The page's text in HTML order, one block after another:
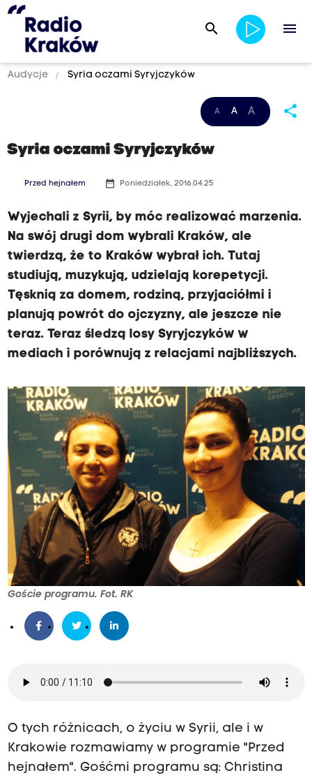
search menu
Audycje Syria oczami Syryjczyków
A A A share
Syria oczami Syryjczyków
Przed hejnałem date_range Poniedziałek, 2016.04.25
Wyjechali z Syrii, by móc realizować marzenia.
Na swój drugi dom wybrali Kraków, ale
twierdzą, że to Kraków wybrał ich. Tutaj
studiują, muzykują, udzielają korepetycji.
Tęsknią za domem, rodziną, przyjaciółmi i
planują powrót do ojczyzny, ale jeszcze nie
teraz. Teraz śledzą losy Syryjczyków w
mediach i porównują z relacjami najbliższych.
Goście programu. Fot. RK
O tych różnicach, o życiu w Syrii, ale i w
Krakowie rozmawiamy w programie "Przed
hejnałem". Gośćmi programu są: Christina